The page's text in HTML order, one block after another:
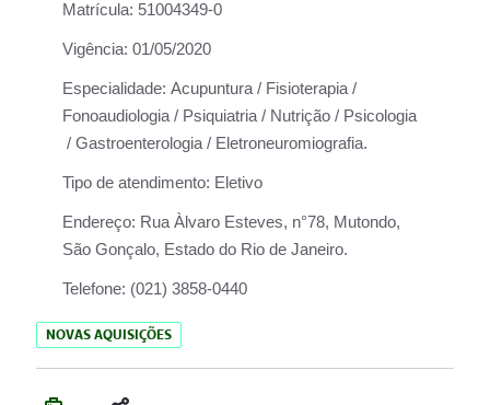
Matrícula: 51004349-0
Vigência: 01/05/2020
Especialidade: Acupuntura / Fisioterapia /
Fonoaudiologia / Psiquiatria / Nutrição / Psicologia
/ Gastroenterologia / Eletroneuromiografia.
Tipo de atendimento: Eletivo
Endereço: Rua Àlvaro Esteves, n°78, Mutondo,
São Gonçalo, Estado do Rio de Janeiro.
Telefone: (021) 3858-0440
NOVAS AQUISIÇÕES